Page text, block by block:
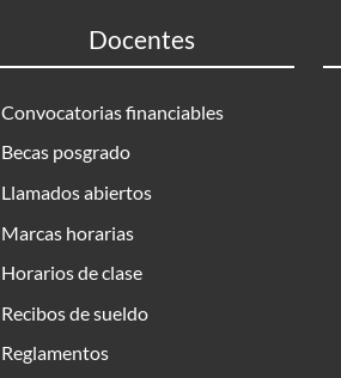
Docentes
Convocatorias financiables
Becas posgrado
Llamados abiertos
Marcas horarias
Horarios de clase
Recibos de sueldo
Reglamentos